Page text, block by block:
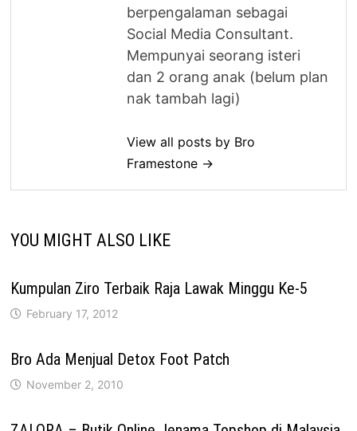
berpengalaman sebagai
Social Media Consultant.
Mempunyai seorang isteri
dan 2 orang anak (belum plan
nak tambah lagi)
View all posts by Bro
Framestone →
YOU MIGHT ALSO LIKE
Kumpulan Ziro Terbaik Raja Lawak Minggu Ke-5
February 17, 2012
Bro Ada Menjual Detox Foot Patch
November 2, 2010